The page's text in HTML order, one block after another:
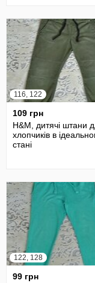
116, 122
109 грн
H&M, дитячі штани
хлопчиків в
стані
122, 128
99 грн